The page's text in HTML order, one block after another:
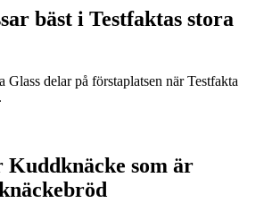
bäst i Testfaktas stora
Glass delar på förstaplatsen när Testfakta
Kuddknäcke som är